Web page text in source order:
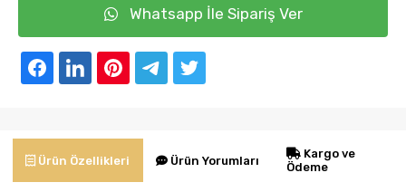
Whatsapp İle Sipariş Ver
Ürün Özellikleri Ürün Yorumları
Kargo ve
Ödeme